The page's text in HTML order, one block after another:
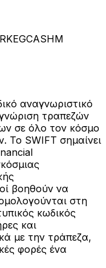
αναγνωριστικό
τραπεζών
σε όλο τον κόσμο
Το SWIFT σημαίνει
βοηθούν να
στη
κωδικός
και
με την τράπεζα,
φορές ένα